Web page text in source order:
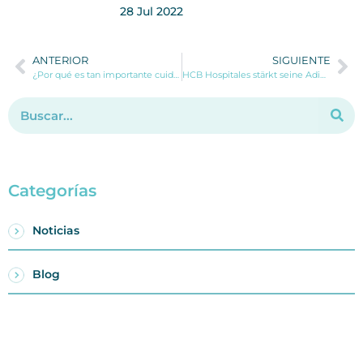
28 Jul 2022
ANTERIOR SIGUIENTE
Categorías
Noticias
Blog